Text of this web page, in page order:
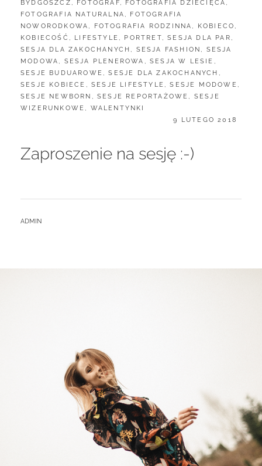
CATEGORIES:
BYDGOSZCZ , FOTOGRAF, FOTOGRAFIA DZIECIĘCA ,
FOTOGRAFIA NATURALNA , FOTOGRAFIA
NOWORODKOWA , FOTOGRAFIA RODZINNA , KOBIECO ,
KOBIECOŚĆ , LIFESTYLE , PORTRET,SESJA DLA PAR ,
SESJA DLA ZAKOCHANYCH , SESJA FASHION , SESJA
MODOWA , SESJA PLENEROWA ,SESJA W LESIE ,
SESJE BUDUAROWE ,SESJE DLA ZAKOCHANYCH ,
SESJE KOBIECE ,SESJE LIFESTYLE ,SESJE MODOWE ,
SESJE NEWBORN ,SESJE REPORTAŻOWE , SESJE
WIZERUNKOWE , WALENTYNKI
POSTED
9 LUTEGO 2018
Zaproszenie na sesję :-)
BY
ADMIN